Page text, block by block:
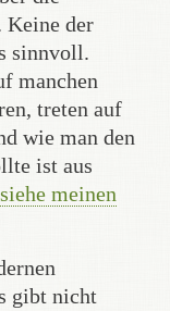
Keine der
sinnvoll.
manchen
treten auf
wie man den
ist aus
siehe meinen
gibt nicht